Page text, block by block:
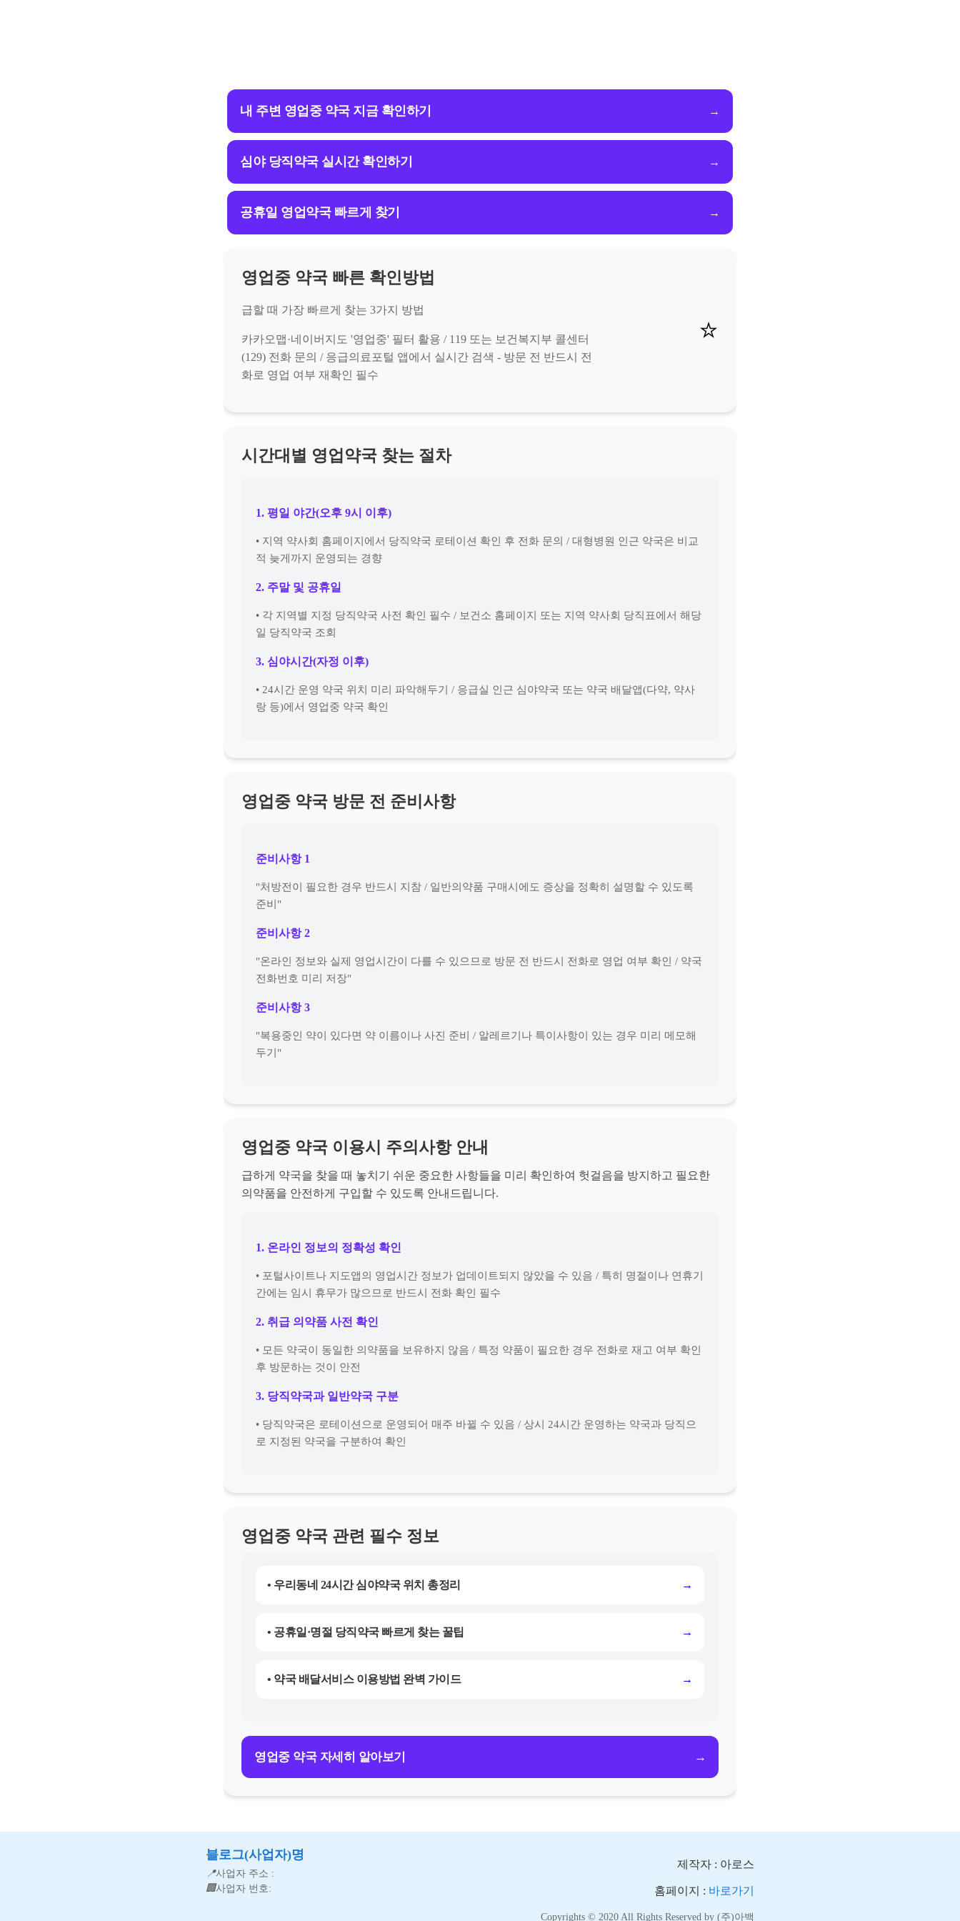
내 주변 영업중 약국 지금 확인하기 →
심야 당직약국 실시간 확인하기 →
공휴일 영업약국 빠르게 찾기 →
영업중 약국 빠른 확인방법
급할 때 가장 빠르게 찾는 3가지 방법
카카오맵·네이버지도 '영업중' 필터 활용 / 119 또는 보건복지부 콜센터
(129) 전화 문의 / 응급의료포털 앱에서 실시간 검색 - 방문 전 반드시 전
화로 영업 여부 재확인 필수
⭐
시간대별 영업약국 찾는 절차
1. 평일 야간(오후 9시 이후)
• 지역 약사회 홈페이지에서 당직약국 로테이션 확인 후 전화 문의 / 대형병원 인근 약국은 비교
적 늦게까지 운영되는 경향
2. 주말 및 공휴일
• 각 지역별 지정 당직약국 사전 확인 필수 / 보건소 홈페이지 또는 지역 약사회 당직표에서 해당
일 당직약국 조회
3. 심야시간(자정 이후)
• 24시간 운영 약국 위치 미리 파악해두기 / 응급실 인근 심야약국 또는 약국 배달앱(다약, 약사
랑 등)에서 영업중 약국 확인
영업중 약국 방문 전 준비사항
준비사항 1
"처방전이 필요한 경우 반드시 지참 / 일반의약품 구매시에도 증상을 정확히 설명할 수 있도록
준비"
준비사항 2
"온라인 정보와 실제 영업시간이 다를 수 있으므로 방문 전 반드시 전화로 영업 여부 확인 / 약국
전화번호 미리 저장"
준비사항 3
"복용중인 약이 있다면 약 이름이나 사진 준비 / 알레르기나 특이사항이 있는 경우 미리 메모해
두기"
영업중 약국 이용시 주의사항 안내
급하게 약국을 찾을 때 놓치기 쉬운 중요한 사항들을 미리 확인하여 헛걸음을 방지하고 필요한
의약품을 안전하게 구입할 수 있도록 안내드립니다.
1. 온라인 정보의 정확성 확인
• 포털사이트나 지도앱의 영업시간 정보가 업데이트되지 않았을 수 있음 / 특히 명절이나 연휴기
간에는 임시 휴무가 많으므로 반드시 전화 확인 필수
2. 취급 의약품 사전 확인
• 모든 약국이 동일한 의약품을 보유하지 않음 / 특정 약품이 필요한 경우 전화로 재고 여부 확인
후 방문하는 것이 안전
3. 당직약국과 일반약국 구분
• 당직약국은 로테이션으로 운영되어 매주 바뀔 수 있음 / 상시 24시간 운영하는 약국과 당직으
로 지정된 약국을 구분하여 확인
영업중 약국 관련 필수 정보
• 우리동네 24시간 심야약국 위치 총정리 →
• 공휴일·명절 당직약국 빠르게 찾는 꿀팁 →
• 약국 배달서비스 이용방법 완벽 가이드 →
영업중 약국 자세히 알아보기 →
블로그(사업자)명
📍사업자 주소 :
🏢사업자 번호:
제작자 : 아로스
홈페이지 : 바로가기
Copyrights © 2020 All Rights Reserved by (주)아백